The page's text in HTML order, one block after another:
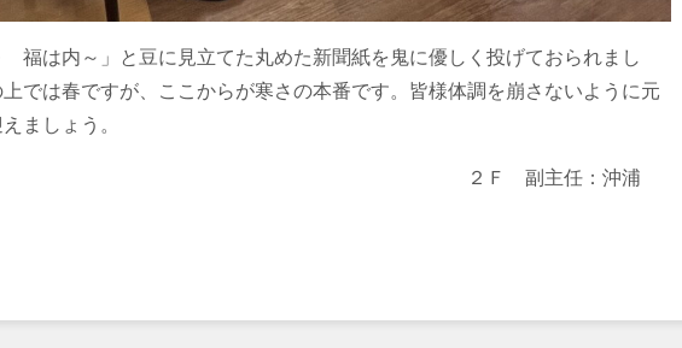
福は内～」と豆に見立てた丸めた新聞紙を鬼に優しく投げておられまし
ですが、ここからが寒さの本番です。皆様体調を崩さないように元
ましょう。
副主任：沖浦